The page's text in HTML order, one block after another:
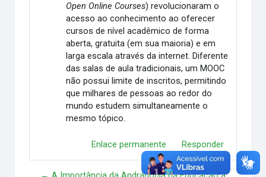
Open Online Courses) revolucionaram o
acesso ao conhecimento ao oferecer
cursos de nível acadêmico de forma
aberta, gratuita (em sua maioria) e em
larga escala através da internet. Diferente
das salas de aula tradicionais, um MOOC
não possui limite de inscritos, permitindo
que milhares de pessoas ao redor do
mundo estudem simultaneamente o
mesmo tópico.
Enlace permanente Responder